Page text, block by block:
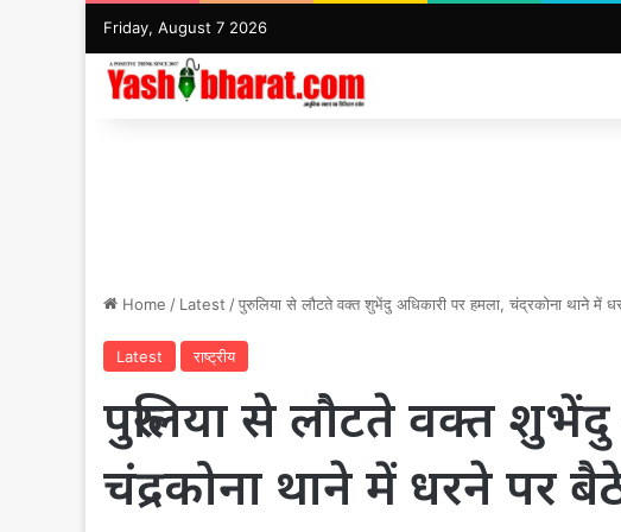
Friday, August 7 2026
Home / Latest /पुरुलिया से लौटते वक्त शुभेंदु अधिकारी पर हमला, चंद्रकोना थाने में
Latest राष्ट्रीय
पुरुलिया से लौटते वक्त
चंद्रकोना थाने में धरने पर